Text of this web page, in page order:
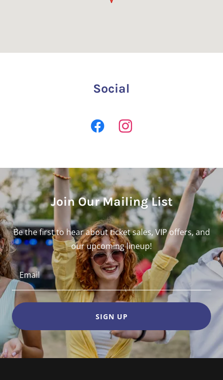
Social
Join Our Mailing List
Be the first to hear about ticket sales, VIP offers, and
our upcoming lineup!
Email
SIGN UP